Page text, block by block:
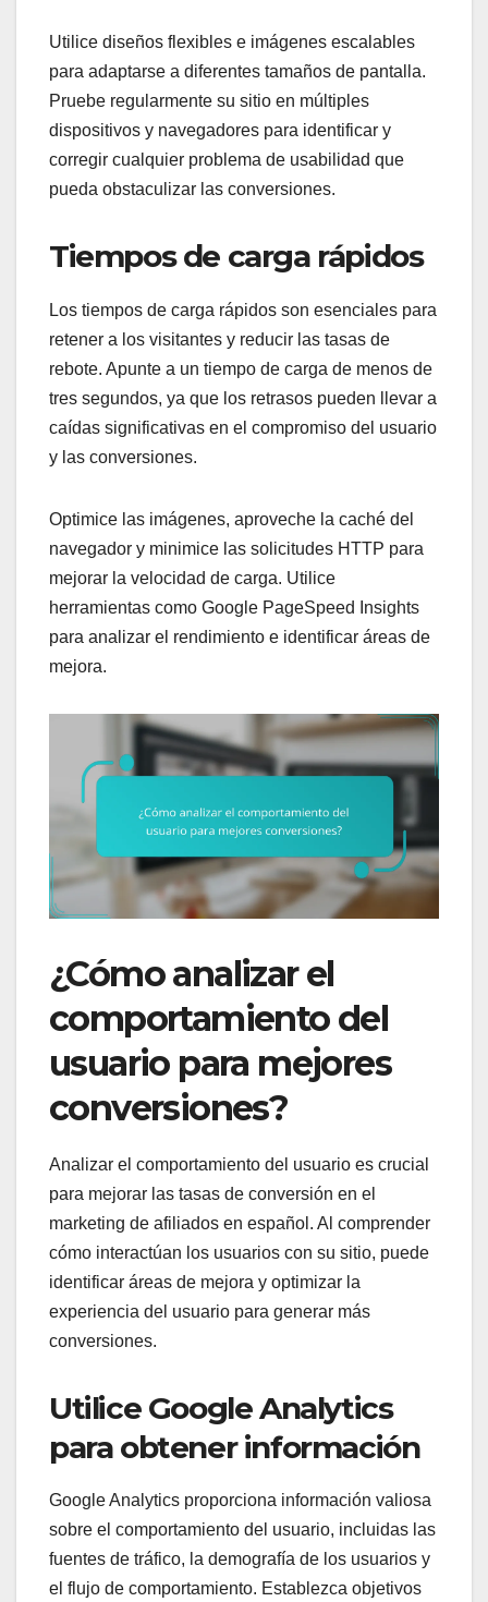
Utilice diseños flexibles e imágenes escalables
para adaptarse a diferentes tamaños de pantalla.
Pruebe regularmente su sitio en múltiples
dispositivos y navegadores para identificar y
corregir cualquier problema de usabilidad que
pueda obstaculizar las conversiones.
Tiempos de carga rápidos
Los tiempos de carga rápidos son esenciales para
retener a los visitantes y reducir las tasas de
rebote. Apunte a un tiempo de carga de menos de
tres segundos, ya que los retrasos pueden llevar a
caídas significativas en el compromiso del usuario
y las conversiones.
Optimice las imágenes, aproveche la caché del
navegador y minimice las solicitudes HTTP para
mejorar la velocidad de carga. Utilice
herramientas como Google PageSpeed Insights
para analizar el rendimiento e identificar áreas de
mejora.
¿Cómo analizar el
comportamiento del
usuario para mejores
conversiones?
Analizar el comportamiento del usuario es crucial
para mejorar las tasas de conversión en el
marketing de afiliados en español. Al comprender
cómo interactúan los usuarios con su sitio, puede
identificar áreas de mejora y optimizar la
experiencia del usuario para generar más
conversiones.
Utilice Google Analytics
para obtener información
Google Analytics proporciona información valiosa
sobre el comportamiento del usuario, incluidas las
fuentes de tráfico, la demografía de los usuarios y
el flujo de comportamiento. Establezca objetivos